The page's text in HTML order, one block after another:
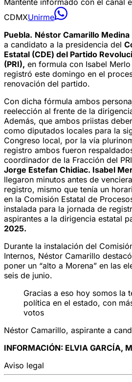
CDMXUnirme
Puebla. Néstor Camarillo Medina
a candidato a la presidencia del
Estatal (CDE) del Partido
(PRI), en formula con Isabel
registró este domingo en el
renovación del partido.
Con dicha fórmula ambos
reelección al frente de la
Además, que ambos priistas
como diputados locales para la
Congreso local, por la vía
registro ambos fueron
coordinador de la Fracción del
Jorge Estefan Chidiac. Isabel
llegaron minutos antes de
registro, mismo que tenía un
en la Comisión Estatal de
instalada para la jornada de
aspirantes a la dirigencia estatal
2025.
Durante la instalación del
Internos, Néstor Camarillo
poner un “alto a Morena” en las
seis de junio.
Gracias a eso hoy somos la
política en el estado, con
votos
Néstor Camarillo, aspirante a
INFORMACIÓN: ELVIA GARCÍA,
Aviso legal